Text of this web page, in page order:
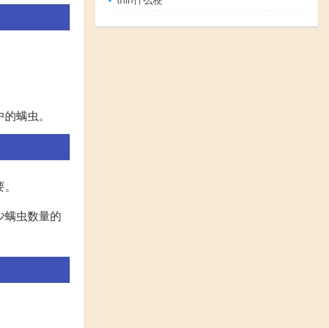
螨虫。
螨虫数量的